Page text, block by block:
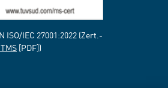
IEC 27001:2022 (Zert.-
[PDF])